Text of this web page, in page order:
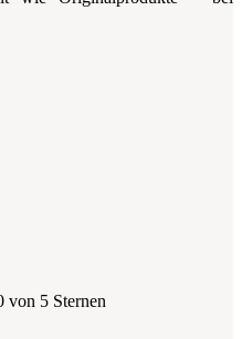
von 5 Sternen